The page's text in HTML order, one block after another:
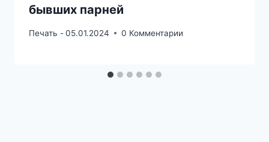
бывших парней
Печать -05.01.2024 0 Комментарии